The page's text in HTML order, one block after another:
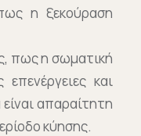
η ξεκούραση
πως η σωματική
επενέργειες και
απαραίτητη
κύησης.